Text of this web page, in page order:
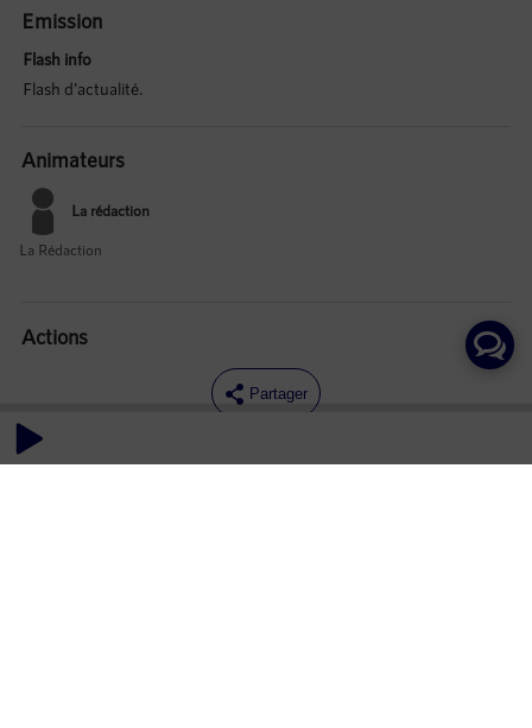
Emission
Flash info
Flash d'actualité.
Animateurs
La rédaction
La Rédaction
Actions
Partager
Commentaires